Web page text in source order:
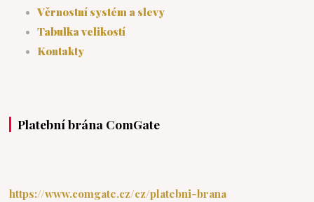
Věrnostní systém a slevy
Tabulka velikostí
Kontakty
Platební brána ComGate
https://www.comgate.cz/cz/platebni-brana